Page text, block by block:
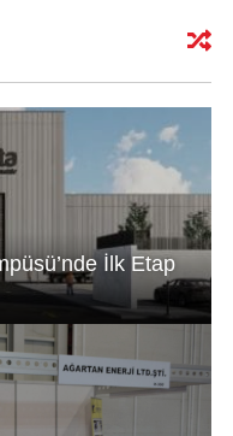
İlk Etap